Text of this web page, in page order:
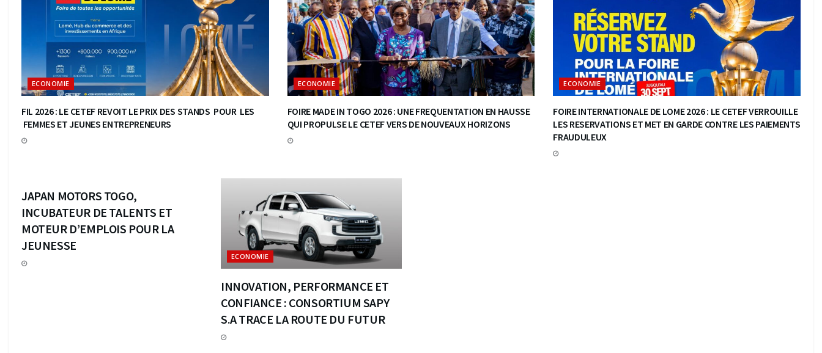
ECONOMIE
FIL 2026 : LE CETEF REVOIT LE PRIX DES STANDS POUR LES
FEMMES ET JEUNES ENTREPRENEURS
ECONOMIE
FOIRE MADE IN TOGO 2026 : UNE FREQUENTATION EN HAUSSE
QUI PROPULSE LE CETEF VERS DE NOUVEAUX HORIZONS
ECONOMIE
FOIRE INTERNATIONALE DE LOME 2026 : LE CETEF VERROUILLE
LES RESERVATIONS ET MET EN GARDE CONTRE LES PAIEMENTS
FRAUDULEUX
JAPAN MOTORS TOGO,
INCUBATEUR DE TALENTS ET
MOTEUR D’EMPLOIS POUR LA
JEUNESSE
ECONOMIE
INNOVATION, PERFORMANCE ET
CONFIANCE : CONSORTIUM SAPY
S.A TRACE LA ROUTE DU FUTUR